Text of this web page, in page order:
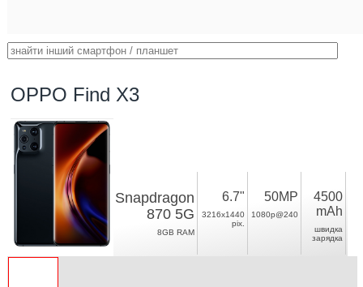
OPPO Find X3
Snapdragon
870 5G
8GB RAM
6.7"
3216x1440
pix.
50MP
1080p@240
4500
mAh
швидка
зарядка